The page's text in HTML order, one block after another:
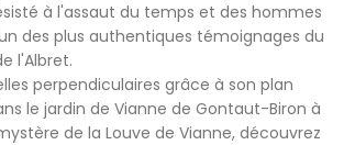
à l'assaut du temps et des hommes
des plus authentiques témoignages du
l'Albret.
perpendiculaires grâce à son plan
le jardin de Vianne de Gontaut-Biron à
de la Louve de Vianne, découvrez